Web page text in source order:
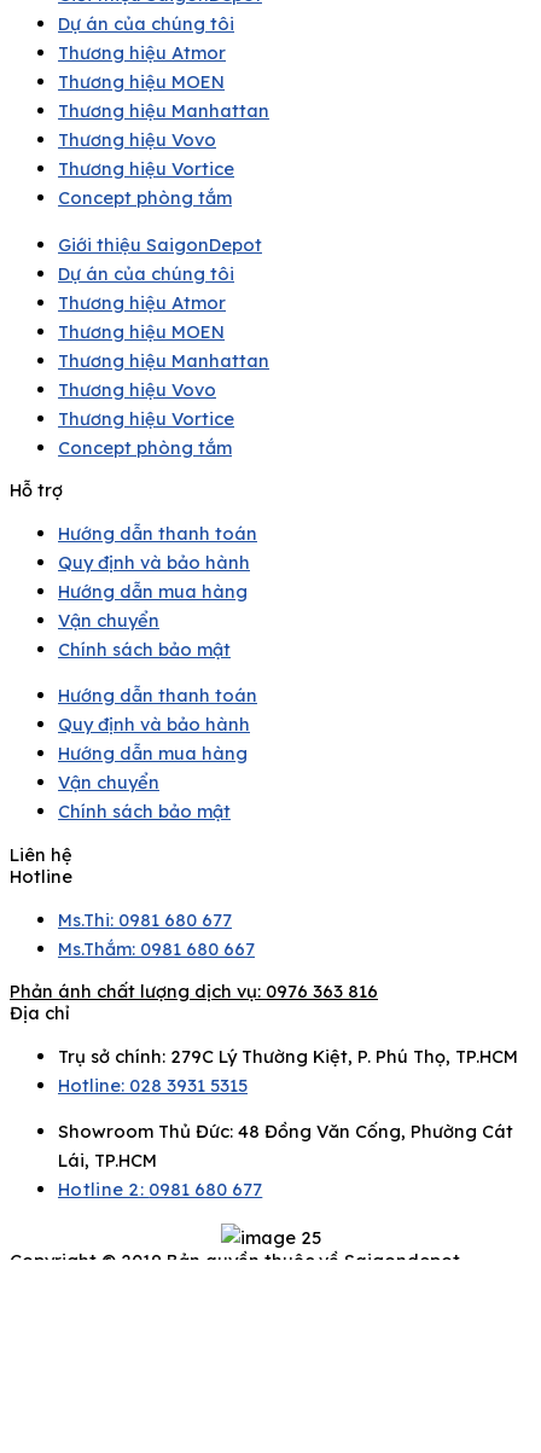
Dự án của chúng tôi
Thương hiệu Atmor
Thương hiệu MOEN
Thương hiệu Manhattan
Thương hiệu Vovo
Thương hiệu Vortice
Concept phòng tắm
Giới thiệu SaigonDepot
Dự án của chúng tôi
Thương hiệu Atmor
Thương hiệu MOEN
Thương hiệu Manhattan
Thương hiệu Vovo
Thương hiệu Vortice
Concept phòng tắm
Hỗ trợ
Hướng dẫn thanh toán
Quy định và bảo hành
Hướng dẫn mua hàng
Vận chuyển
Chính sách bảo mật
Hướng dẫn thanh toán
Quy định và bảo hành
Hướng dẫn mua hàng
Vận chuyển
Chính sách bảo mật
Liên hệ
Hotline
Ms.Thi: 0981 680 677
Ms.Thắm: 0981 680 667
Phản ánh chất lượng dịch vụ: 0976 363 816
Địa chỉ
Trụ sở chính: 279C Lý Thường Kiệt, P. Phú Thọ, TP.HCM
Hotline: 028 3931 5315
Showroom Thủ Đức: 48 Đồng Văn Cống, Phường Cát
Lái, TP.HCM
Hotline 2: 0981 680 677
Copyright © 2019 Bản quyền thuộc về Saigondepot